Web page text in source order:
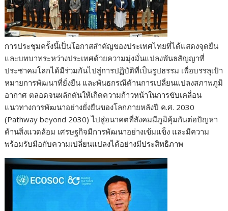
การประชุมครั้งนี้เป็นโอกาสสำคัญของประเทศไทยที่ได้แสดงจุดยืน
และบทบาทระหว่างประเทศด้วยความมุ่งมั่นแปลงพันธสัญญาที่
ประชาคมโลกได้มีร่วมกันไปสู่การปฏิบัติที่เป็นรูปธรรม เพื่อบรรลุเป้า
หมายการพัฒนาที่ยั่งยืน และพันธกรณีด้านการเปลี่ยนแปลงสภาพภูมิ
อากาศ ตลอดจนผลักดันให้เกิดความก้าวหน้าในการขับเคลื่อน
แนวทางการพัฒนาอย่างยั่งยืนของโลกภายหลังปี ค.ศ. 2030
(Pathway beyond 2030) ไปสู่อนาคตที่สังคมมีภูมิคุ้มกันต่อปัญหา
ด้านสิ่งแวดล้อม เศรษฐกิจมีการพัฒนาอย่างเข้มแข็ง และมีความ
พร้อมรับมือกับความเปลี่ยนแปลงได้อย่างมีประสิทธิภาพ